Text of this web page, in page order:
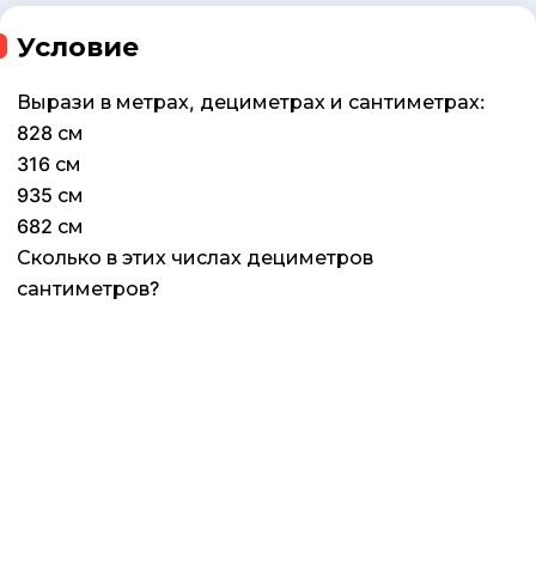
Условие
Вырази в метрах, дециметрах и сантиметрах:
828 см
316 см
935 см
682 см
Сколько в этих числах дециметров
сантиметров?